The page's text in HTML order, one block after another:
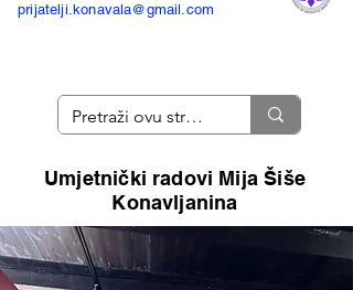
prijatelji.konavala@gmail.com
Umjetnički radovi Mija Šiše
Konavljanina